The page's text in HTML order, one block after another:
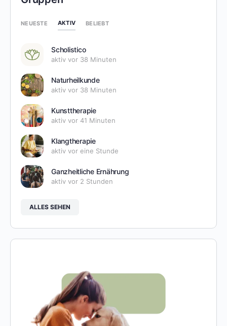
NEUESTE AKTIV BELIEBT
Scholistico
aktiv vor 38 Minuten
Naturheilkunde
aktiv vor 38 Minuten
Kunsttherapie
aktiv vor 41 Minuten
Klangtherapie
aktiv vor eine Stunde
Ganzheitliche Ernährung
aktiv vor 2 Stunden
ALLES SEHEN